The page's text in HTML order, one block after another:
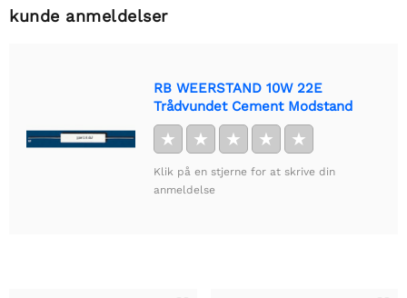
kunde anmeldelser
RB WEERSTAND 10W 22E
Trådvundet Cement Modstand
★ ★ ★ ★ ★
Klik på en stjerne for at skrive din
anmeldelse